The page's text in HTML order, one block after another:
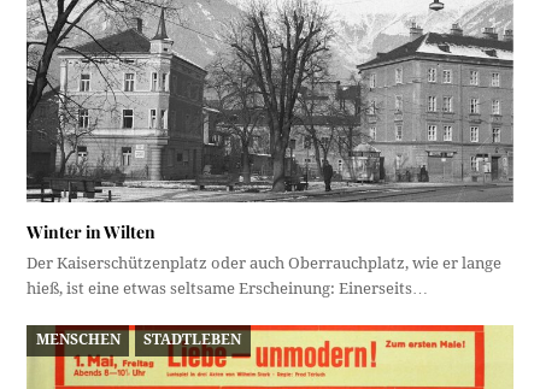
Winter in Wilten
Der Kaiserschützenplatz oder auch Oberrauchplatz, wie er lange
hieß, ist eine etwas seltsame Erscheinung: Einerseits…
MENSCHEN STADTLEBEN